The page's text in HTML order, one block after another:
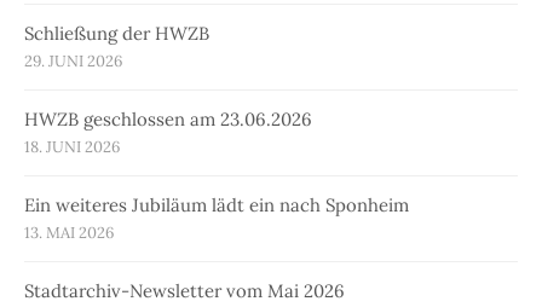
Schließung der HWZB
29. JUNI 2026
HWZB geschlossen am 23.06.2026
18. JUNI 2026
Ein weiteres Jubiläum lädt ein nach Sponheim
13. MAI 2026
Stadtarchiv-Newsletter vom Mai 2026